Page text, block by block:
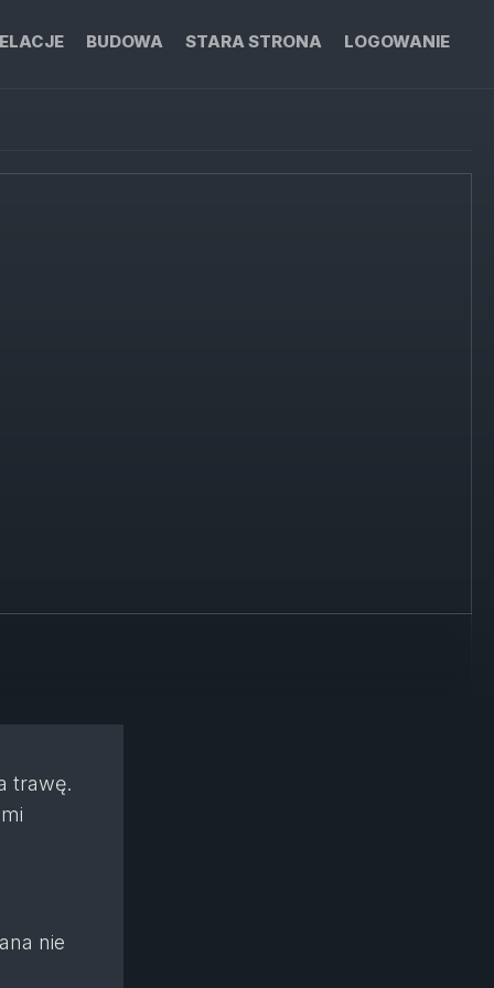
BUDOWA STARA STRONA LOGOWANIE
trawę.
nie